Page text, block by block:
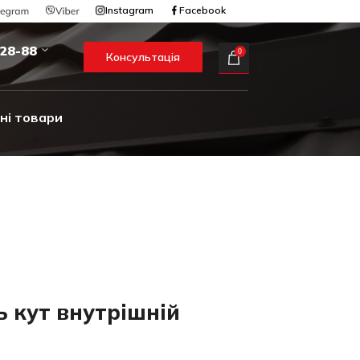
Instagram Facebook
88 Консультація 0
товари
кут внутрішній